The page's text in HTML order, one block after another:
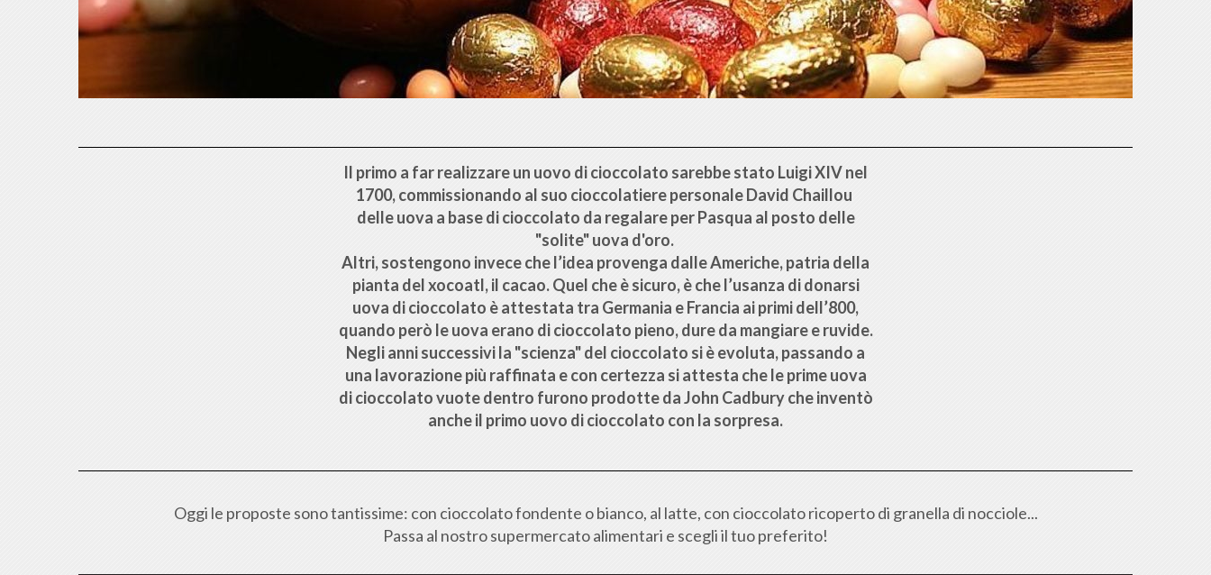
Il primo a far realizzare un uovo di cioccolato sarebbe stato Luigi XIV nel
1700, commissionando al suo cioccolatiere personale David Chaillou
delle uova a base di cioccolato da regalare per Pasqua al posto delle
"solite" uova d'oro.
Altri, sostengono invece che l’idea provenga dalle Americhe, patria della
pianta del xocoatl, il cacao. Quel che è sicuro, è che l’usanza di donarsi
uova di cioccolato è attestata tra Germania e Francia ai primi dell’800,
quando però le uova erano di cioccolato pieno, dure da mangiare e ruvide.
Negli anni successivi la "scienza" del cioccolato si è evoluta, passando a
una lavorazione più raffinata e con certezza si attesta che le prime uova
di cioccolato vuote dentro furono prodotte da John Cadbury che inventò
anche il primo uovo di cioccolato con la sorpresa.
Oggi le proposte sono tantissime: con cioccolato fondente o bianco, al latte, con cioccolato ricoperto di granella di nocciole...
Passa al nostro supermercato alimentari e scegli il tuo preferito!